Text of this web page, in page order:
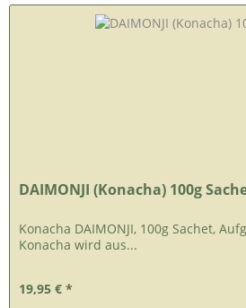
DAIMONJI (Konacha) 100g
Konacha DAIMONJI, 100g Sachet,
Konacha wird aus...
19,95 € *